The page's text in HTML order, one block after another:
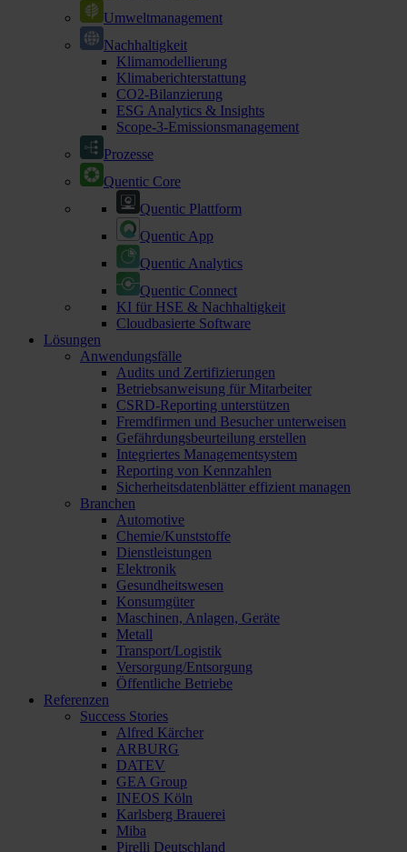
Umweltmanagement
Nachhaltigkeit
Klimamodellierung
Klimaberichterstattung
CO2-Bilanzierung
ESG Analytics & Insights
Scope-3-Emissionsmanagement
Prozesse
Quentic Core
Quentic Plattform
Quentic App
Quentic Analytics
Quentic Connect
KI für HSE & Nachhaltigkeit
Cloudbasierte Software
Lösungen
Anwendungsfälle
Audits und Zertifizierungen
Betriebsanweisung für Mitarbeiter
CSRD-Reporting unterstützen
Fremdfirmen und Besucher unterweisen
Gefährdungsbeurteilung erstellen
Integriertes Managementsystem
Reporting von Kennzahlen
Sicherheitsdatenblätter effizient managen
Branchen
Automotive
Chemie/Kunststoffe
Dienstleistungen
Elektronik
Gesundheitswesen
Konsumgüter
Maschinen, Anlagen, Geräte
Metall
Transport/Logistik
Versorgung/Entsorgung
Öffentliche Betriebe
Referenzen
Success Stories
Alfred Kärcher
ARBURG
DATEV
GEA Group
INEOS Köln
Karlsberg Brauerei
Miba
Pirelli Deutschland